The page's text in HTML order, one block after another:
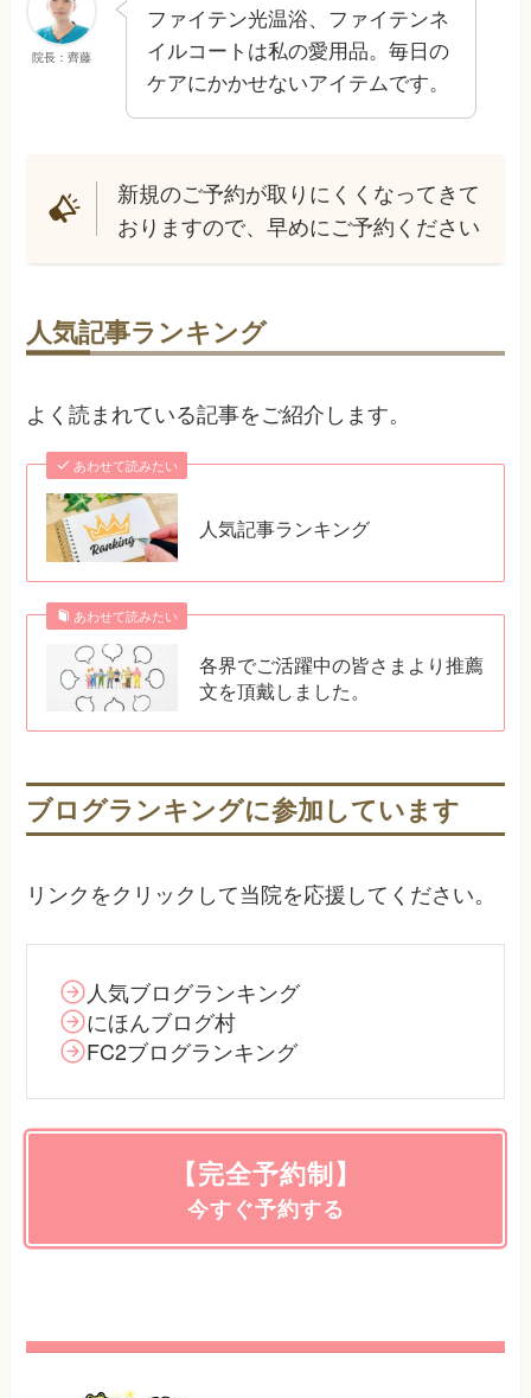
院長：齊藤
ファイテン光温浴、ファイテンネ
イルコートは私の愛用品。毎日の
ケアにかかせないアイテムです。
新規のご予約が取りにくくなってきて
おりますので、早めにご予約ください
人気記事ランキング
よく読まれている記事をご紹介します。
あわせて読みたい
人気記事ランキング
あわせて読みたい
各界でご活躍中の皆さまより推薦
文を頂戴しました。
ブログランキングに参加しています
リンクをクリックして当院を応援してください。
人気ブログランキング
にほんブログ村
FC2ブログランキング
【完全予約制】
今すぐ予約する